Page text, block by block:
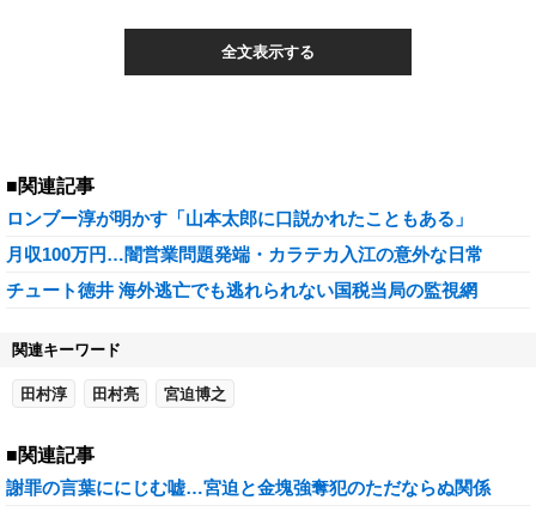
全文表示する
■関連記事
ロンブー淳が明かす「山本太郎に口説かれたこともある」
月収100万円…闇営業問題発端・カラテカ入江の意外な日常
チュート徳井 海外逃亡でも逃れられない国税当局の監視網
関連キーワード
田村淳 田村亮 宮迫博之
■関連記事
謝罪の言葉ににじむ嘘…宮迫と金塊強奪犯のただならぬ関係